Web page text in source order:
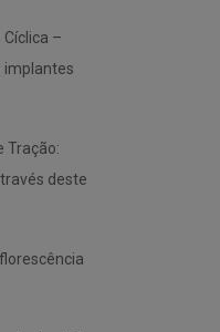
–
implantes
Tração:
deste